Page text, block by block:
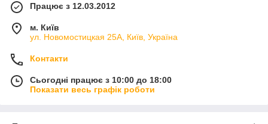
Працює з 12.03.2012
м. Київ
ул. Новомостицкая 25А, Київ, Україна
Контакти
Сьогодні працює з 10:00 до 18:00
Показати весь графік роботи